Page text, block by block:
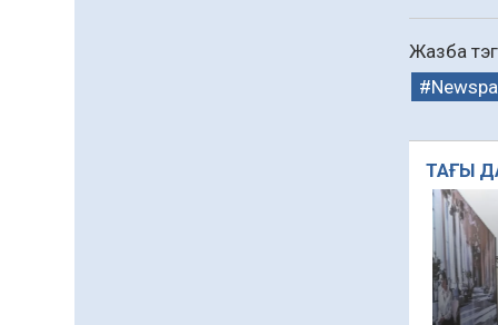
Жазба
ТАҒЫ